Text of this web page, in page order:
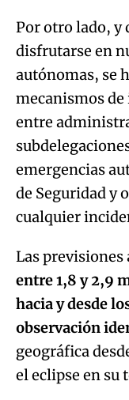
Por otro lado, y
disfrutarse en
autónomas, se
mecanismos
entre
emergencias
de Seguridad y
cualquier
Las previsiones
entre 1,8 y 2,9
hacia y desde
observación
geográfica
el eclipse en su